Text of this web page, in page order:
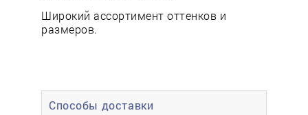
Способы доставки
Широкий ассортимент оттенков и
размеров.